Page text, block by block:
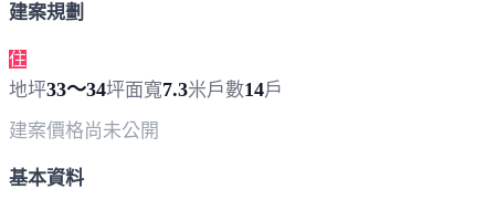
建案規劃
住
地坪33～34坪面寬7.3米戶數14戶
建案價格尚未公開
基本資料